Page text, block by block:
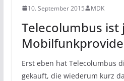
10. September 2015 MDK
Telecolumbus ist
Erst eben hat Telecolumbus
gekauft, die wiederum kurz